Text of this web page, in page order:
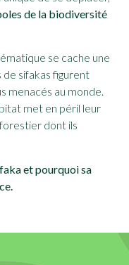
de la biodiversité
se cache une
sifakas figurent
menacés au monde.
met en péril leur
dont ils
et pourquoi sa